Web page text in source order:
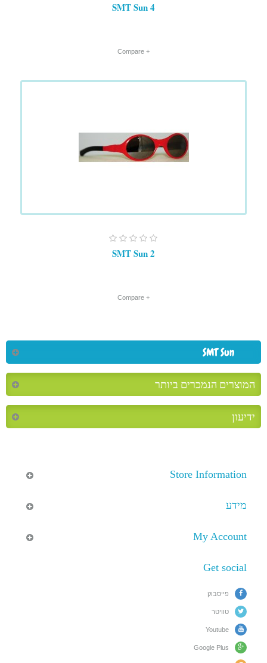
SMT Sun 4
+ Compare
SMT Sun 2
+ Compare
SMT Sun
המוצרים הנמכרים ביותר
ידיעון
Store Information
מידע
My Account
Get social
פייסבוק
טוויטר
Youtube
Google Plus